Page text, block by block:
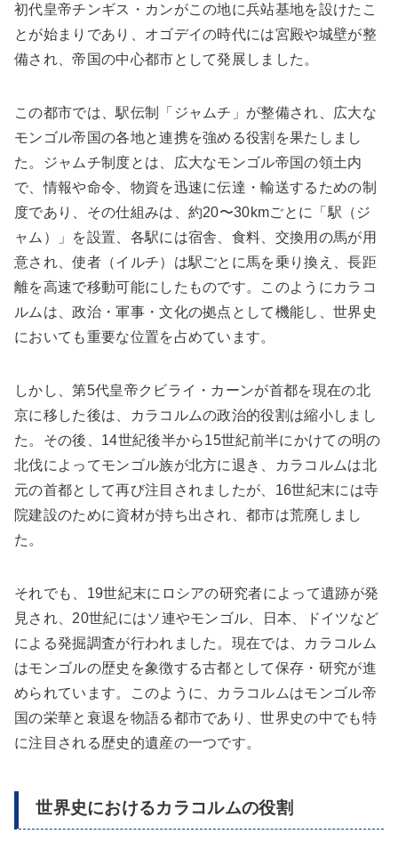
初代皇帝チンギス・カンがこの地に兵站基地を設けたこ
とが始まりであり、オゴデイの時代には宮殿や城壁が整
備され、帝国の中心都市として発展しました。
この都市では、駅伝制「ジャムチ」が整備され、広大な
モンゴル帝国の各地と連携を強める役割を果たしまし
た。ジャムチ制度とは、広大なモンゴル帝国の領土内
で、情報や命令、物資を迅速に伝達・輸送するための制
度であり、その仕組みは、約20〜30kmごとに「駅（ジ
ャム）」を設置、各駅には宿舎、食料、交換用の馬が用
意され、使者（イルチ）は駅ごとに馬を乗り換え、長距
離を高速で移動可能にしたものです。このようにカラコ
ルムは、政治・軍事・文化の拠点として機能し、世界史
においても重要な位置を占めています。
しかし、第5代皇帝クビライ・カーンが首都を現在の北
京に移した後は、カラコルムの政治的役割は縮小しまし
た。その後、14世紀後半から15世紀前半にかけての明の
北伐によってモンゴル族が北方に退き、カラコルムは北
元の首都として再び注目されましたが、16世紀末には寺
院建設のために資材が持ち出され、都市は荒廃しまし
た。
それでも、19世紀末にロシアの研究者によって遺跡が発
見され、20世紀にはソ連やモンゴル、日本、ドイツなど
による発掘調査が行われました。現在では、カラコルム
はモンゴルの歴史を象徴する古都として保存・研究が進
められています。このように、カラコルムはモンゴル帝
国の栄華と衰退を物語る都市であり、世界史の中でも特
に注目される歴史的遺産の一つです。
世界史におけるカラコルムの役割